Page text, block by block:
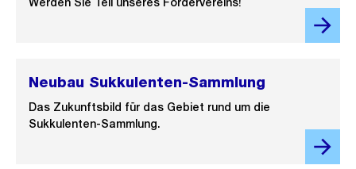
Neubau Sukkulenten-Sammlung
Das Zukunftsbild für das Gebiet rund um die
Sukkulenten-Sammlung.